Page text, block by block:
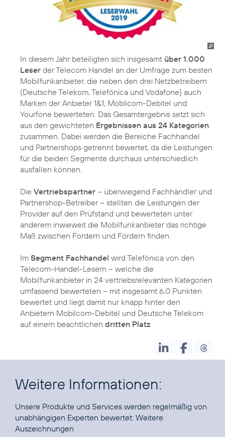
In diesem Jahr beteiligten sich insgesamt über 1.000
Leser der Telecom Handel an der Umfrage zum besten
Mobilfunkanbieter, die neben den drei Netzbetreibern
(Deutsche Telekom, Telefónica und Vodafone) auch
Marken der Anbieter 1&1, Mobilcom-Debitel und
Yourfone bewerteten. Das Gesamtergebnis setzt sich
aus den gewichteten Ergebnissen aus 24 Kategorien
zusammen. Dabei werden die Bereiche Fachhandel
und Partnershops getrennt bewertet, da die Leistungen
für die beiden Segmente durchaus unterschiedlich
ausfallen können.
Die Vertriebspartner – überwiegend Fachhändler und
Partnershop-Betreiber – stellten die Leistungen der
Provider auf den Prüfstand und bewerteten unter
anderem inwieweit die Mobilfunkanbieter das richtige
Maß zwischen Fordern und Fördern finden.
Im Segment Fachhandel wird Telefónica von den
Telecom-Handel-Lesern – welche die
Mobilfunkanbieter in 24 vertriebsrelevanten Kategorien
umfassend bewerteten – mit insgesamt 6,0 Punkten
bewertet und liegt damit nur knapp hinter den
Anbietern Mobilcom-Debitel und Deutsche Telekom
auf einem beachtlichen dritten Platz
Weitere Informationen:
Unsere Produkte und Services werden regelmäßig von
unabhängigen Experten bewertet: Weitere
Auszeichnungen